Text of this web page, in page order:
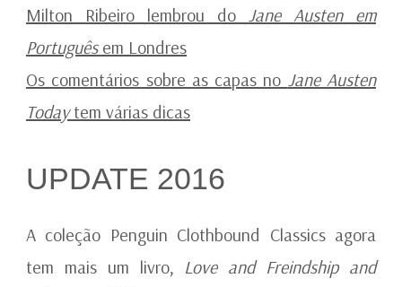
Milton Ribeiro lembrou do
Jane Austen em
Portuguêsem Londres
Os comentários sobre as capas no Jane Austen
Todaytem várias dicas
UPDATE 2016
A coleção Penguin Clothbound Classics agora
tem mais um livro, Love and Freindship and